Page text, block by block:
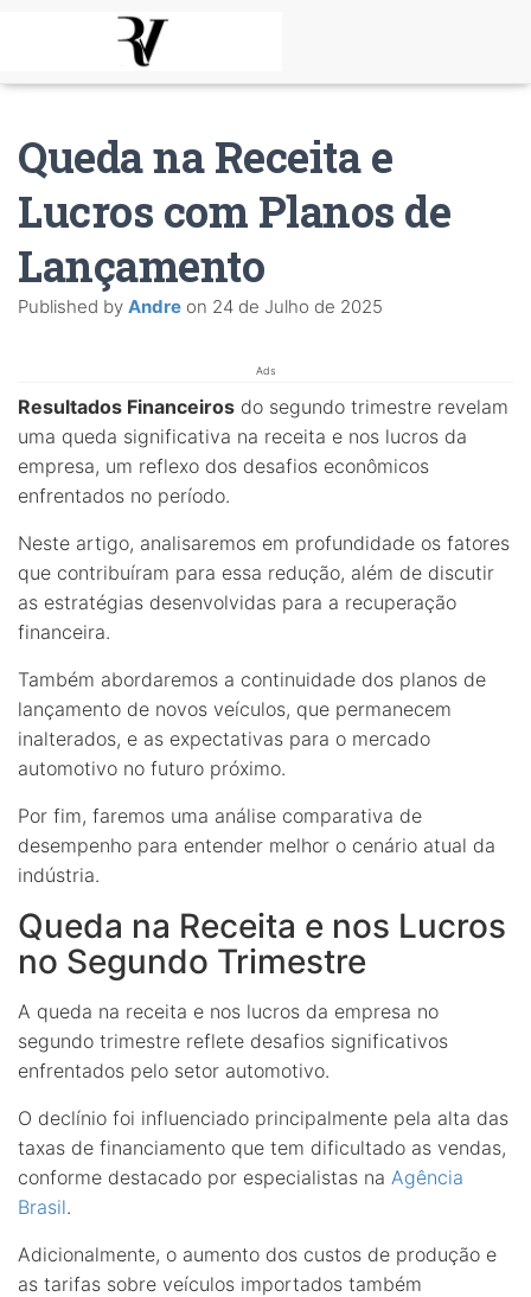
Queda na Receita e
Lucros com Planos de
Lançamento
Published by Andre on 24 de Julho de 2025
Ads
Resultados Financeiros do segundo trimestre revelam
uma queda significativa na receita e nos lucros da
empresa, um reflexo dos desafios econômicos
enfrentados no período.
Neste artigo, analisaremos em profundidade os fatores
que contribuíram para essa redução, além de discutir
as estratégias desenvolvidas para a recuperação
financeira.
Também abordaremos a continuidade dos planos de
lançamento de novos veículos, que permanecem
inalterados, e as expectativas para o mercado
automotivo no futuro próximo.
Por fim, faremos uma análise comparativa de
desempenho para entender melhor o cenário atual da
indústria.
Queda na Receita e nos Lucros
no Segundo Trimestre
A queda na receita e nos lucros da empresa no
segundo trimestre reflete desafios significativos
enfrentados pelo setor automotivo.
O declínio foi influenciado principalmente pela alta das
taxas de financiamento que tem dificultado as vendas,
conforme destacado por especialistas na Agência
Brasil.
Adicionalmente, o aumento dos custos de produção e
as tarifas sobre veículos importados também